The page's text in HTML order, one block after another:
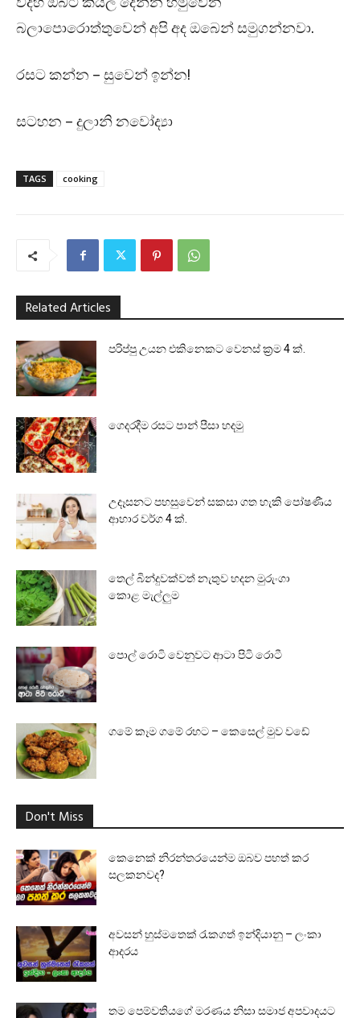
බලාපොරොත්තුවෙන් අපි අද ඔබෙන් සමුගන්නවා.
රසට කන්න – සුවෙන් ඉන්න!
සටහන – දුලානි නවෝද්‍යා
TAGS cooking
Related Articles
පරිප්පු උයන එකිනෙකට වෙනස් ක්‍රම 4 ක්.
ගෙදරදීම රසට පාන් පීසා හදමු
උදෑසනට පහසුවෙන් සකසා ගත හැකි පෝෂණීය
ආහාර වර්ග 4 ක්.
තෙල් බින්දුවක්වත් නැතුව හදන මුරුංගා
කොළ මැල්ලුම
පොල් රොටි වෙනුවට ආටා පිටි රොටී
ගමේ කෑම ගමේ රහට – කෙසෙල් මුව වඩේ
Don't Miss
කෙනෙක් නිරන්තරයෙන්ම ඔබව පහත් කර
සලකනවද?
අවසන් හුස්මතෙක් රැකගත් ඉන්දියානු – ලංකා
ආදරය
තම පෙම්වතියගේ මරණය නිසා සමාජ අපවාදයට